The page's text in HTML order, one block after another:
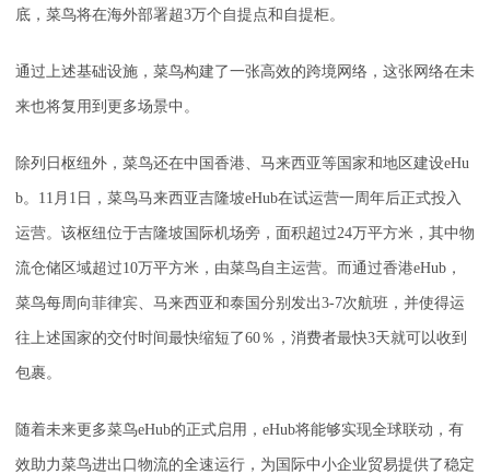
底，菜鸟将在海外部署超3万个自提点和自提柜。
通过上述基础设施，菜鸟构建了一张高效的跨境网络，这张网络在未
来也将复用到更多场景中。
除列日枢纽外，菜鸟还在中国香港、马来西亚等国家和地区建设eHu
b。11月1日，菜鸟马来西亚吉隆坡eHub在试运营一周年后正式投入
运营。该枢纽位于吉隆坡国际机场旁，面积超过24万平方米，其中物
流仓储区域超过10万平方米，由菜鸟自主运营。而通过香港eHub，
菜鸟每周向菲律宾、马来西亚和泰国分别发出3-7次航班，并使得运
往上述国家的交付时间最快缩短了60％，消费者最快3天就可以收到
包裹。
随着未来更多菜鸟eHub的正式启用，eHub将能够实现全球联动，有
效助力菜鸟进出口物流的全速运行，为国际中小企业贸易提供了稳定